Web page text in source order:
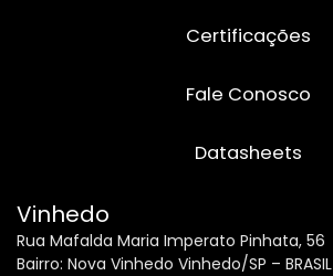
Certificações
Fale Conosco
Datasheets
Vinhedo
Rua Mafalda Maria Imperato Pinhata, 56
Bairro: Nova Vinhedo Vinhedo/SP – BRASIL